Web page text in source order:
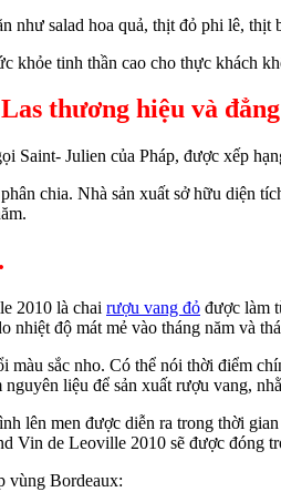
như salad hoa quả, thịt đỏ phi lê,
khỏe tinh thần cao cho thực khách
thương hiệu và
Saint- Julien của Pháp, được xếp
chia. Nhà sản xuất sở hữu diện
2010 là chai rượu vang đỏ được làm
nhiệt độ mát mẻ vào tháng năm và
sắc nho. Có thể nói thời điểm
liệu để sản xuất rượu vang,
lên men được diễn ra trong thời
Vin de Leoville 2010 sẽ được
vùng Bordeaux: